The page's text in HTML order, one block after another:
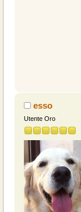
esso
Utente Oro